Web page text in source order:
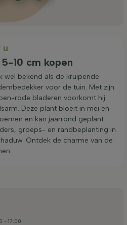
u
10 cm kopen
wel bekend als de kruipende
voor de tuin. Met zijn
rode bladeren voorkomt hij
Deze plant bloeit in mei en
en kan jaarrond geplant
groeps- en randbeplanting in
Ontdek de charme van de
- 17:00